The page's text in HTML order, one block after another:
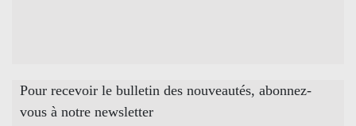
Pour recevoir le bulletin des nouveautés, abonnez-
vous à notre newsletter